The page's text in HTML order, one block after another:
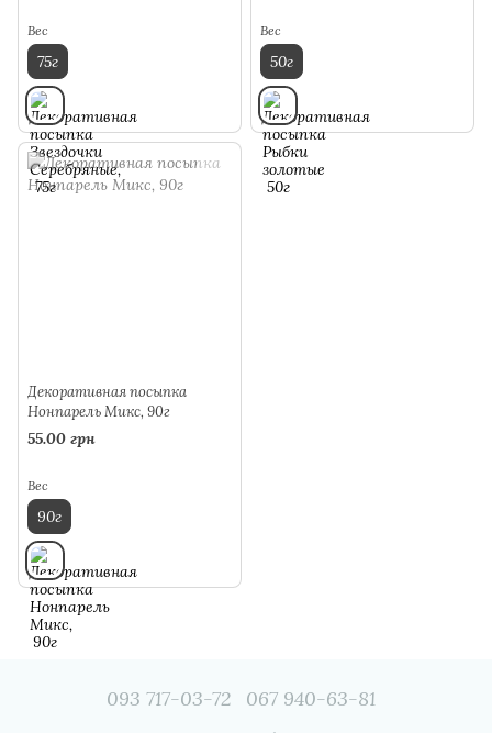
Вес
75г
Вес
50г
Декоративная посыпка
Нонпарель Микс, 90г
55.00 грн
Вес
90г
093 717-03-72 067 940-63-81